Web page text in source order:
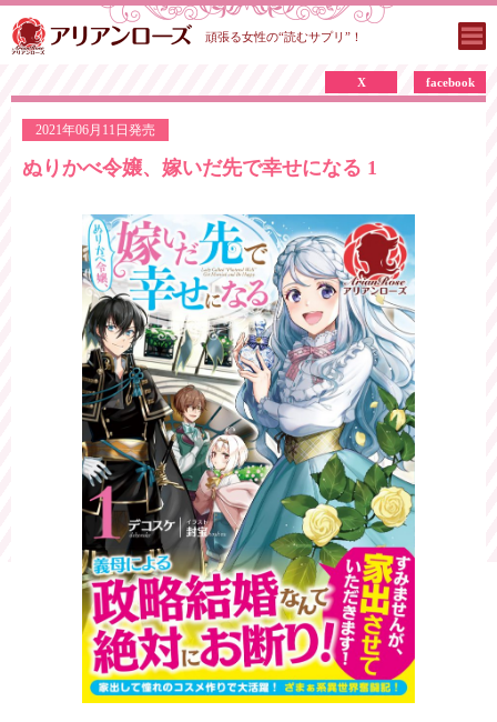
頑張る女性の“読むサプリ”！
2021年06月11日発売
X facebook
ぬりかべ令嬢、嫁いだ先で幸せになる 1